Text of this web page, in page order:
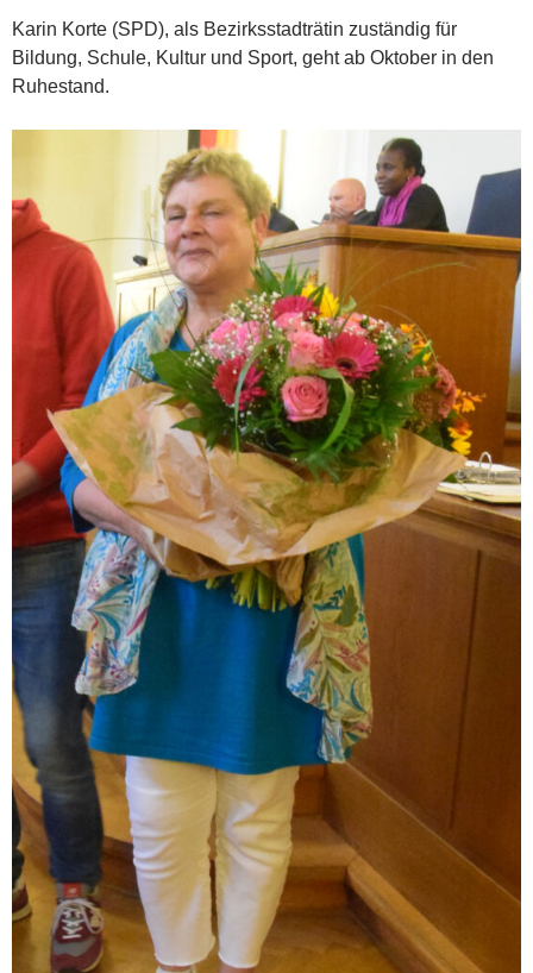
Karin Korte (SPD), als Bezirksstadträtin zuständig für
Bildung, Schule, Kultur und Sport, geht ab Oktober in den
Ruhestand.